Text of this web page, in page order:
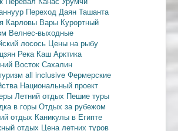
Переход Даян Ташанта
Карловы Вары Курортный
Велнес-выходные
лосось Цены на рыбу
Река Каш Арктика
Восток Сахалин
all inclusive Фермерские
Национальный проект
Летний отдых Пешие туры
в горы Отдых за рубежом
отдых Каникулы в Египте
отдых Цена летних туров